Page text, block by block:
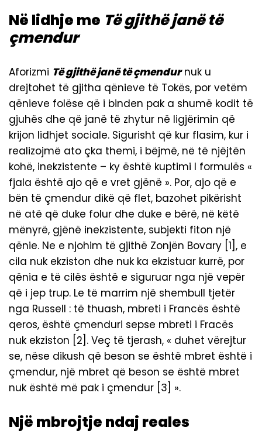
Në lidhje me Të gjithë janë të
çmendur
Aforizmi Të gjithë janë të çmendurnuk u
drejtohet të gjitha qënieve të Tokës, por vetëm
qënieve folëse që i binden pak a shumë kodit të
gjuhës dhe që janë të zhytur në ligjërimin që
krijon lidhjet sociale. Sigurisht që kur flasim, kur i
realizojmë ato çka themi, i bëjmë, në të njëjtën
kohë, inekzistente – ky është kuptimi I formulës «
fjala është ajo që e vret gjënë ». Por, ajo që e
bën të çmendur dikë që flet, bazohet pikërisht
në atë që duke folur dhe duke e bërë, në këtë
mënyrë, gjënë inekzistente, subjekti fiton një
qënie. Ne e njohim të gjithë Zonjën Bovary [1], e
cila nuk ekziston dhe nuk ka ekzistuar kurrë, por
qënia e të cilës është e siguruar nga një vepër
që i jep trup. Le të marrim një shembull tjetër
nga Russell : të thuash, mbreti i Francës është
qeros, është çmenduri sepse mbreti i Fracës
nuk ekziston [2]. Veç të tjerash, « duhet vërejtur
se, nëse dikush që beson se është mbret është i
çmendur, një mbret që beson se është mbret
nuk është më pak i çmendur [3] ».
Një mbrojtje ndaj reales